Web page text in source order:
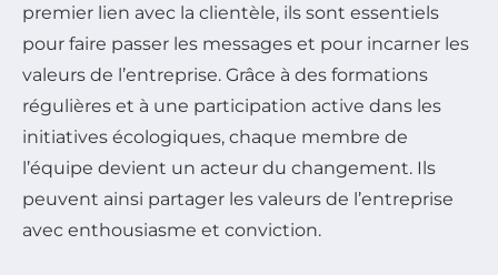
premier lien avec la clientèle, ils sont essentiels
pour faire passer les messages et pour incarner les
valeurs de l’entreprise. Grâce à des formations
régulières et à une participation active dans les
initiatives écologiques, chaque membre de
l’équipe devient un acteur du changement. Ils
peuvent ainsi partager les valeurs de l’entreprise
avec enthousiasme et conviction.